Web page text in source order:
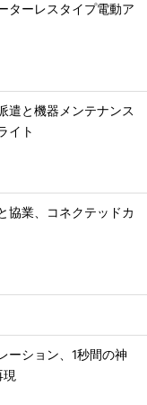
ターレスタイプ電動ア
遣と機器メンテナンス
イト
協業、コネクテッドカ
ーション、1秒間の神